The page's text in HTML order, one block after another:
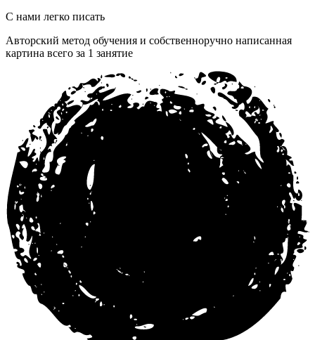
С нами легко писать
Авторский метод обучения и собственноручно написанная
картина всего за 1 занятие